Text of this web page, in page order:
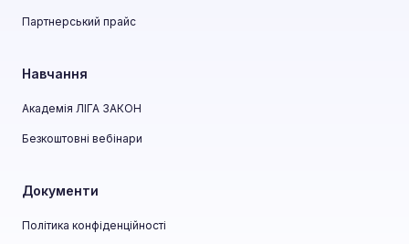
Партнерський прайс
Навчання
Академія ЛІГА ЗАКОН
Безкоштовні вебінари
Документи
Політика конфіденційності